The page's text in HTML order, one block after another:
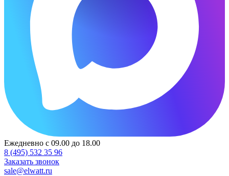
Ежедневно с 09.00 до 18.00
8 (495) 532 35 96
Заказать звонок
sale@elwatt.ru